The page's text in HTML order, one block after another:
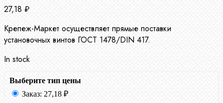
27,18 ₽
Крепеж-Маркет осуществляет прямые поставки
установочных винтов ГОСТ 1478/DIN 417.
In stock
Выберите тип цены
Заказ: 27,18 ₽